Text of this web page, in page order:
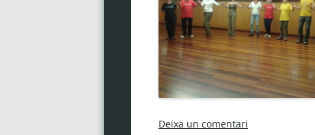
Deixa un comentari